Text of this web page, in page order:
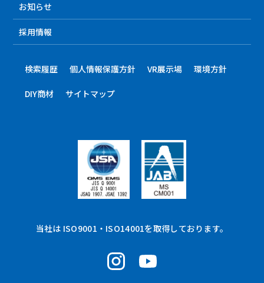
お知らせ
採用情報
検索履歴 個人情報保護方針 VR展示場 環境方針
DIY商材 サイトマップ
当社は ISO9001・ISO14001を取得しております。